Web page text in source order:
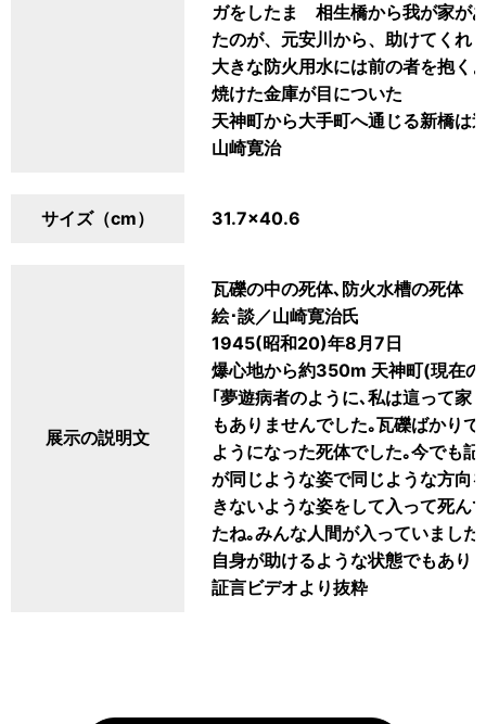
ガをしたまゝ相生橋から我が家が
たのが、元安川から、助けてくれ
大きな防火用水には前の者を抱く
焼けた金庫が目についた
天神町から大手町へ通じる新橋は
山崎寛治
サイズ（cm） 31.7×40.6
展示の説明文
瓦礫の中の死体､防火水槽の死体
絵･談／山崎寛治氏
1945(昭和20)年8月7日
爆心地から約350m 天神町(現在
｢夢遊病者のように､私は這って家
もありませんでした｡瓦礫ばかり
ようになった死体でした｡今でも
が同じような姿で同じような方向
きないような姿をして入って死ん
たね｡みんな人間が入っていまし
自身が助けるような状態でもあり
証言ビデオより抜粋